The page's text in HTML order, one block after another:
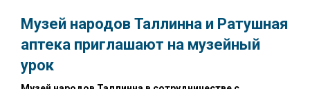
Музей народов Таллинна и Ратушная
аптека приглашают на музейный
урок